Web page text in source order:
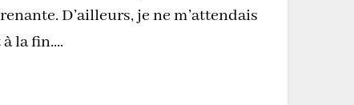
D’ailleurs, je ne m’attendais
la fin....